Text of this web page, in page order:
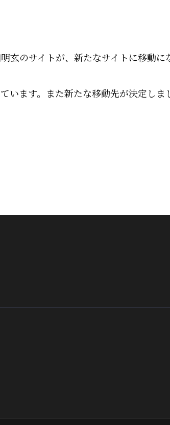
のサイトが、新たなサイトに移動に
ます。また新たな移動先が決定しま